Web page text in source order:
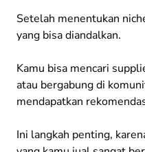
Setelah menentukan
yang bisa diandalkan.
Kamu bisa mencari
atau bergabung di
mendapatkan
Ini langkah penting,